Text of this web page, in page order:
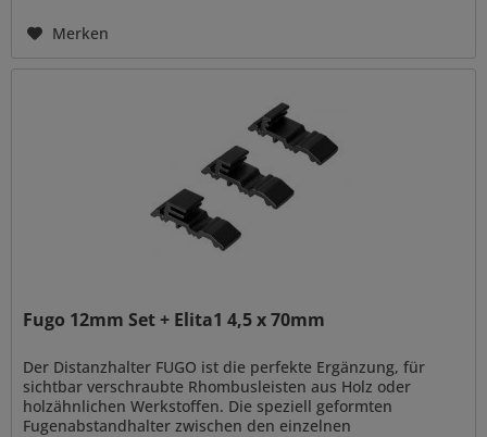
Merken
Fugo 12mm Set + Elita1 4,5 x 70mm
Der Distanzhalter FUGO ist die perfekte Ergänzung, für
sichtbar verschraubte Rhombusleisten aus Holz oder
holzähnlichen Werkstoffen. Die speziell geformten
Fugenabstandhalter zwischen den einzelnen